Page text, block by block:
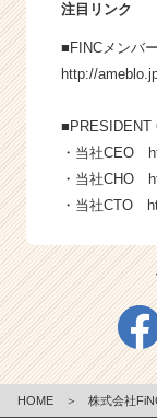
注目リンク
■FINCメンバ
http://
■PRESIDENT
・当社CEO
・当社CHO
・当社CTO
HOME ＞ 株式会社